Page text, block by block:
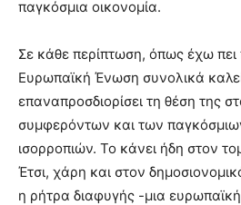
παγκόσμια οικονομία.
Σε κάθε περίπτωση, όπως έχω
Ευρωπαϊκή Ένωση συνολικά
επαναπροσδιορίσει τη θέση της
συμφερόντων και των
ισορροπιών. Το κάνει ήδη στον
Έτσι, χάρη και στον
η ρήτρα διαφυγής -μια